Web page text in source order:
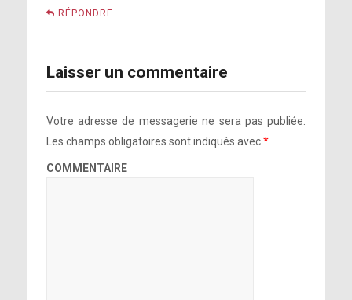
RÉPONDRE
Laisser un commentaire
Votre adresse de messagerie ne sera pas publiée.
Les champs obligatoires sont indiqués avec*
COMMENTAIRE